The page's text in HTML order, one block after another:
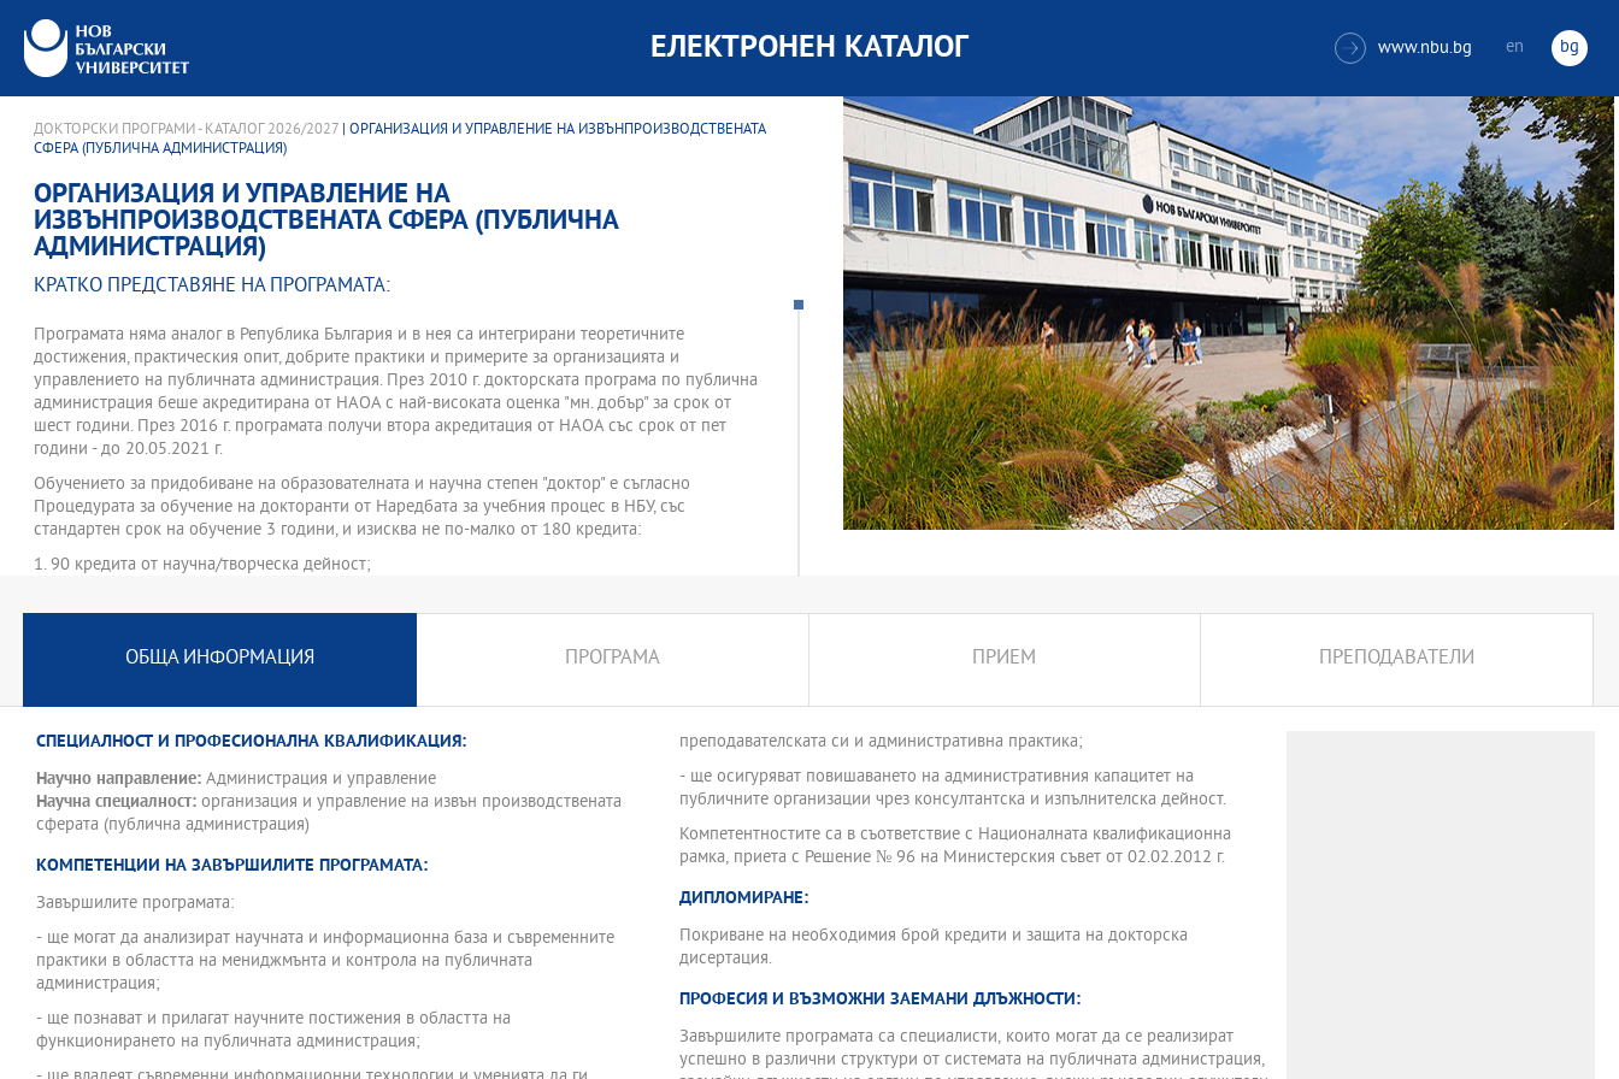
ЕЛЕКТРОНЕН КАТАЛОГ  www.nbu.bg en bg
ДОКТОРСКИ ПРОГРАМИ - КАТАЛОГ 2026/2027 | ОРГАНИЗАЦИЯ И УПРАВЛЕНИЕ НА ИЗВЪНПРОИЗВОДСТВЕНАТА
СФЕРА (ПУБЛИЧНА АДМИНИСТРАЦИЯ)
ОРГАНИЗАЦИЯ И УПРАВЛЕНИЕ НА
ИЗВЪНПРОИЗВОДСТВЕНАТА СФЕРА (ПУБЛИЧНА
АДМИНИСТРАЦИЯ)
КРАТКО ПРЕДСТАВЯНЕ НА ПРОГРАМАТА:
Програмата няма аналог в Република България и в нея са интегрирани теоретичните
достижения, практическия опит, добрите практики и примерите за организацията и
управлението на публичната администрация. През 2010 г. докторската програма по публична
администрация беше акредитирана от НАОА с най-високата оценка "мн. добър" за срок от
шест години. През 2016 г. програмата получи втора акредитация от НАОА със срок от пет
години - до 20.05.2021 г.
Обучението за придобиване на образователната и научна степен "доктор" е съгласно
Процедурата за обучение на докторанти от Наредбата за учебния процес в НБУ, със
стандартен срок на обучение 3 години, и изисква не по-малко от 180 кредита:
1. 90 кредита от научна/творческа дейност;
4. 30 кредита от защита на докторска дисертация.
Докторантите придобиват базови знания в областта на публичната администрация в два
дисертацията в три избираеми кредитни курса. Докторантите записват задължително и два от
предложените извънаудиторни курса.
Програмата получи трета акредитация от НАОА в професионалното
валидност до следващата програмна акредитация, съгласно чл.81, ал.2 на
Закона за висше образованиеи Графика за акредитация на професионалните
направления."
ОБЩА ИНФОРМАЦИЯ ПРОГРАМА ПРИЕМ ПРЕПОДАВАТЕЛИ
СПЕЦИАЛНОСТ И ПРОФЕСИОНАЛНА КВАЛИФИКАЦИЯ:
Научно направление: Администрация и управление
Научна специалност: организация и управление на извън производствената
сферата (публична администрация)
КОМПЕТЕНЦИИ НА ЗАВЪРШИЛИТЕ ПРОГРАМАТА:
Завършилите програмата:
- ще могат да анализират научната и информационна база и съвременните
практики в областта на мениджмънта и контрола на публичната
администрация;
- ще познават и прилагат научните постижения в областта на
функционирането на публичната администрация;
преподавателската си и административна практика;
- ще осигуряват повишаването на административния капацитет на
публичните организации чрез консултантска и изпълнителска дейност.
Компетентностите са в съответствие с Националната квалификационна
рамка, приета с Решение № 96 на Министерския съвет от 02.02.2012 г.
ДИПЛОМИРАНЕ:
Покриване на необходимия брой кредити и защита на докторска
дисертация.
ПРОФЕСИЯ И ВЪЗМОЖНИ ЗАЕМАНИ ДЛЪЖНОСТИ:
Завършилите програмата са специалисти, които могат да се реализират
успешно в различни структури от системата на публичната администрация,